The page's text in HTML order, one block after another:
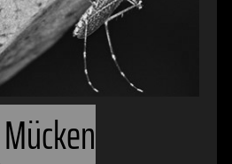
Mücken